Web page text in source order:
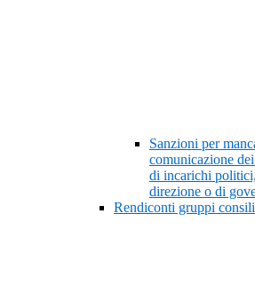
Sanzioni per
comunicazione
di incarichi
direzione o di
Rendiconti gruppi